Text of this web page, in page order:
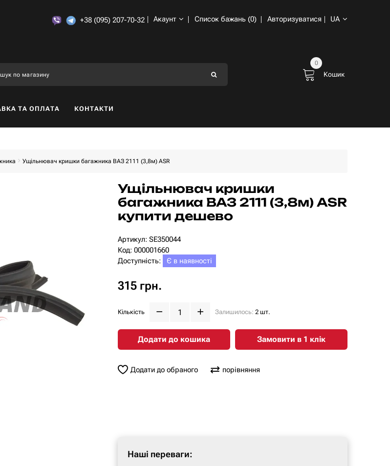
+38 (095) 207-70-32 Акаунт Список бажань (0) Авторизуватися UA
Кошик
0
ТА ОПЛАТА КОНТАКТИ
Ущільнювач кришки багажника ВАЗ 2111 (3,8м) ASR
Ущільнювач кришки
багажника ВАЗ 2111 (3,8м) ASR
купити дешево
Артикул: SE350044
Код: 000001660
Доступність:
Є в наявності
315 грн.
Кількість Залишилось: 2 шт.
Додати до кошика Замовити в 1 клiк
Додати до обраного порівняння
Наші переваги: